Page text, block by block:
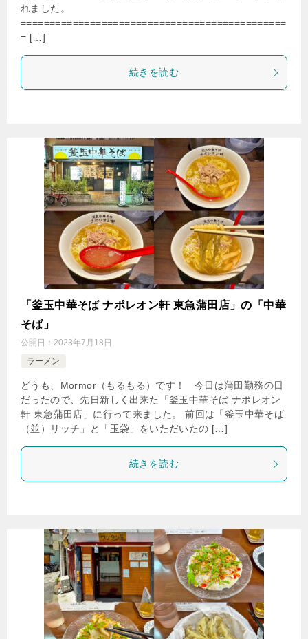
れました。
==============================================
= […]
続きを読む
「釜玉中華そば ナポレオン軒 東急蒲田店」の「中華
そば」
公開日： 2023年7月18日
ラーメン
どうも、Mormor（もるもる）です！ 今日は蒲田勤務の日
だったので、先日新しく出来た「釜玉中華そば ナポレオン
軒 東急蒲田店」に行って来ました。 前回は「釜玉中華そば
（並）リッチ」と「玉袋」をいただいたの […]
続きを読む